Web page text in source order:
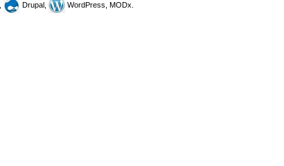
Drupal, WordPress, MODx.